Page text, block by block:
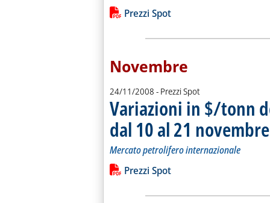
Leggi tutta la notizia: 'Variazioni in
Lista allegati PDF alla notizia
Prezzi Spot
Novembre
24/11/2008 - Prezzi Spot
Variazioni in $/tonn
dal 10 al 21 novembre
Mercato petrolifero internazionale
Leggi tutta la notizia: 'Variazioni in
Lista allegati PDF alla notizia
Prezzi Spot